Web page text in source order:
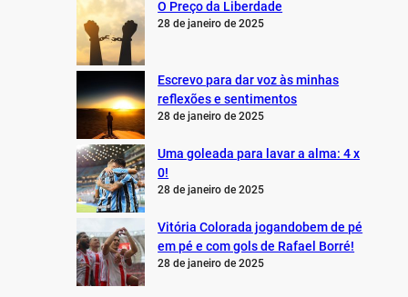
O Preço da Liberdade
28 de janeiro de 2025
Escrevo para dar voz às minhas
reflexões e sentimentos
28 de janeiro de 2025
Uma goleada para lavar a alma: 4 x
0!
28 de janeiro de 2025
Vitória Colorada jogandobem de pé
em pé e com gols de Rafael Borré!
28 de janeiro de 2025